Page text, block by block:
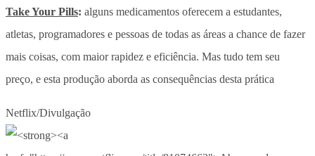
Take Your Pills: alguns medicamentos oferecem a estudantes,
atletas, programadores e pessoas de todas as áreas a chance de fazer
mais coisas, com maior rapidez e eficiência. Mas tudo tem seu
preço, e esta produção aborda as consequências desta prática
Netflix/Divulgação